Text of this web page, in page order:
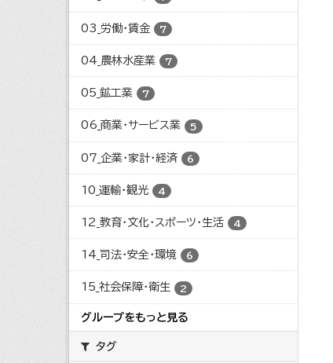
03_労働・賃金 7
04_農林水産業 7
05_鉱工業 7
06_商業・サービス業 5
07_企業・家計・経済 6
10_運輸・観光 4
12_教育・文化・スポーツ・生活 4
14_司法・安全・環境 6
15_社会保障・衛生 2
グループをもっと見る
タグ